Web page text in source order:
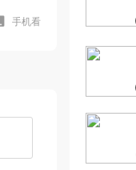
手机看
[9]
题
[10]
[11]